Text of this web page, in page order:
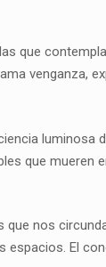
que
venganza,
luminosa
que mueren
nos
El